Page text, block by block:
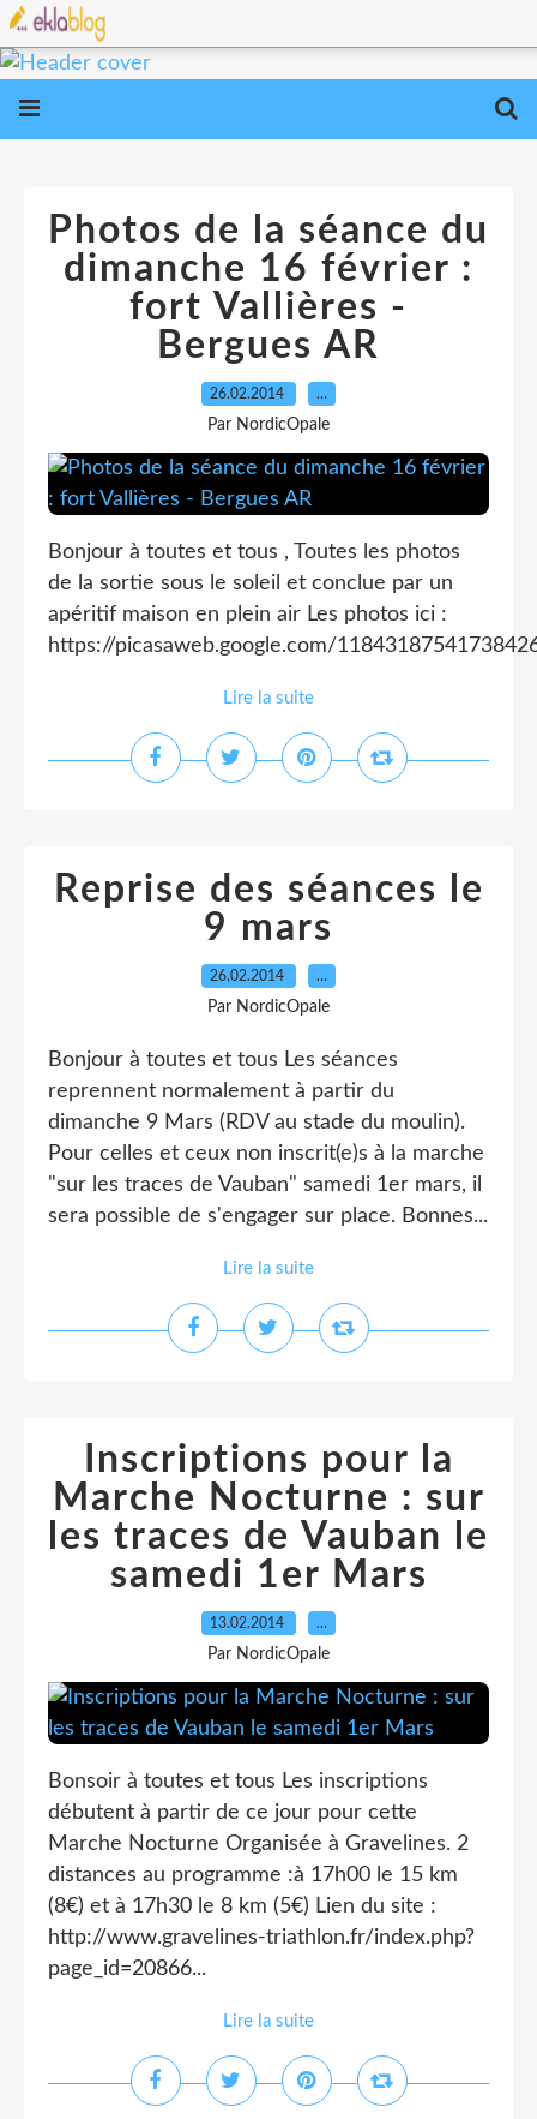
Photos de la séance du
dimanche 16 février :
fort Vallières -
Bergues AR
26.02.2014 …
Par NordicOpale
Bonjour à toutes et tous , Toutes les photos
de la sortie sous le soleil et conclue par un
apéritif maison en plein air Les photos ici :
https://picasaweb.google.com/
Lire la suite
Reprise des séances le
9 mars
26.02.2014 …
Par NordicOpale
Bonjour à toutes et tous Les séances
reprennent normalement à partir du
dimanche 9 Mars (RDV au stade du moulin).
Pour celles et ceux non inscrit(e)s à la marche
"sur les traces de Vauban" samedi 1er mars, il
sera possible de s'engager sur place. Bonnes...
Lire la suite
Inscriptions pour la
Marche Nocturne : sur
les traces de Vauban le
samedi 1er Mars
13.02.2014 …
Par NordicOpale
Bonsoir à toutes et tous Les inscriptions
débutent à partir de ce jour pour cette
Marche Nocturne Organisée à Gravelines. 2
distances au programme :à 17h00 le 15 km
(8€) et à 17h30 le 8 km (5€) Lien du site :
http://www.gravelines-triathlon.fr/index.php?
page_id=20866...
Lire la suite